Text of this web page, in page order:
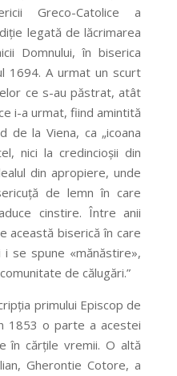
Greco-Catolice a
legată de lăcrimarea
Domnului, în biserica
1694. A urmat un scurt
ce s-au păstrat, atât
i-a urmat, fiind amintită
de la Viena, ca „icoana
nici la credincioșii din
din apropiere, unde
de lemn în care
cinstire. Între anii
această biserică în care
i se spune «mănăstire»,
de călugări.”
primului Episcop de
1853 o parte a acestei
în cărțile vremii. O altă
Gherontie Cotore, a